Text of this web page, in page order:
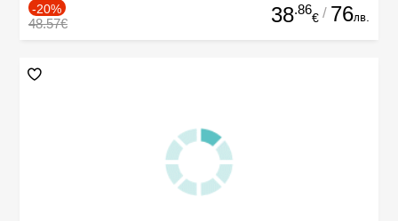
-20%
48.57€ 38.86
€ / 76лв.